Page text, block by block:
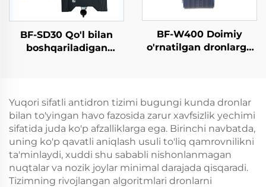
BF-SD30 Qo'l bilan
boshqariladigan
BF-W400 Doimiy
o'rnatilgan dronlarga
Yuqori sifatli antidron tizimi bugungi kunda dronlar
bilan to'yingan havo fazosida zarur xavfsizlik yechimi
sifatida juda ko'p afzalliklarga ega. Birinchi navbatda,
uning ko'p qavatli aniqlash usuli to'liq qamrovnilikni
ta'minlaydi, xuddi shu sababli nishonlanmagan
nuqtalar va nozik joylar minimal darajada qisqaradi.
Tizimning rivojlangan algoritmlari dronlarni